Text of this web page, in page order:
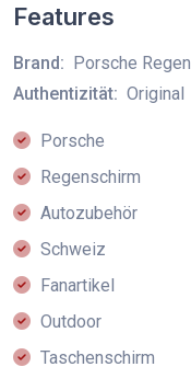
Features
Brand: Porsche
Authentizität: Original
Porsche
Regenschirm
Autozubehör
Schweiz
Fanartikel
Outdoor
Taschenschirm